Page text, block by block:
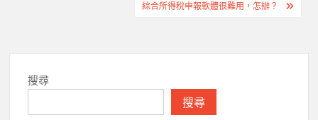
覽
綜合所得稅申報軟體很難用，怎辦？
搜尋
搜尋